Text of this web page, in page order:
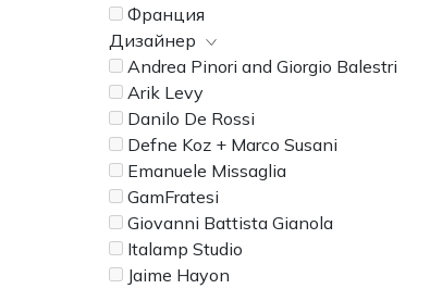
Франция
Дизайнер
Andrea Pinori and Giorgio Balestri
Arik Levy
Danilo De Rossi
Defne Koz + Marco Susani
Emanuele Missaglia
GamFratesi
Giovanni Battista Gianola
Italamp Studio
Jaime Hayon